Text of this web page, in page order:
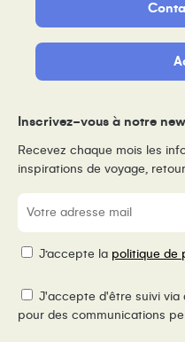
Inscrivez-vous à notre
Recevez chaque mois les
inspirations de voyage,
E-
mail
RGPDJ’accepte la politique de
Pixel
de
J'accepte d'être suivi via
pour des communications